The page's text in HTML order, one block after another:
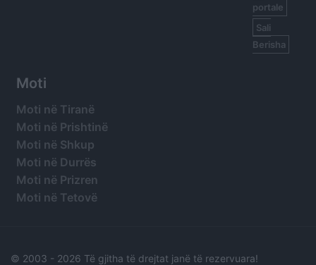
portale
Sali
Berisha
Moti
Moti në Tiranë
Moti në Prishtinë
Moti në Shkup
Moti në Durrës
Moti në Prizren
Moti në Tetovë
© 2003 - 2026 Të gjitha të drejtat janë të rezervuara!